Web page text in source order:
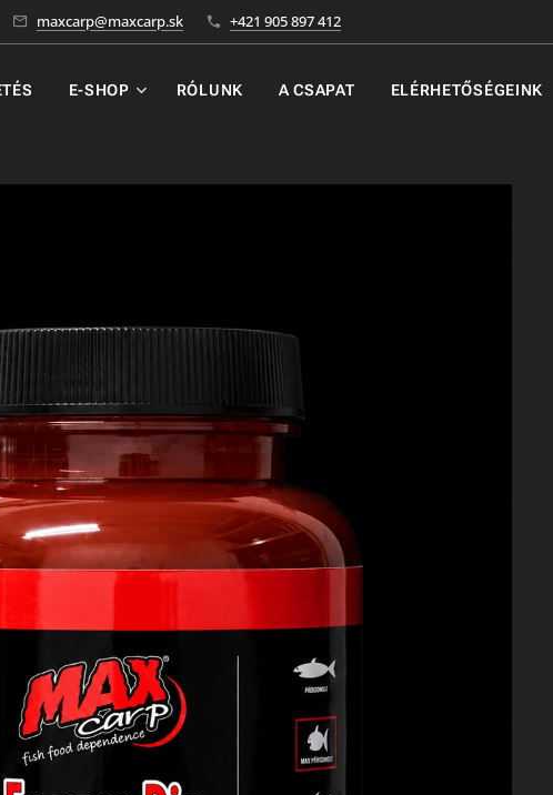
maxcarp@maxcarp.sk +421 905 897 412
E-SHOP RÓLUNK A CSAPAT ELÉRHETŐSÉGEINK